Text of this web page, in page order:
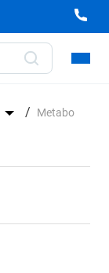
Metabo